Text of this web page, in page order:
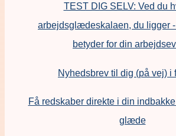
TEST DIG SELV: Ved du
arbejdsglædeskalaen, du ligger
betyder for din
Nyhedsbrev til dig (på vej) i
Få redskaber direkte i din
glæde